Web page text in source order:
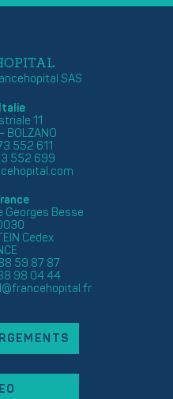
SAS
11
BOLZANO
552 611
552 699
Georges Besse
Cedex
59 87 87
98 04 44